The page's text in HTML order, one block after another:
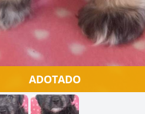
ADOTADO